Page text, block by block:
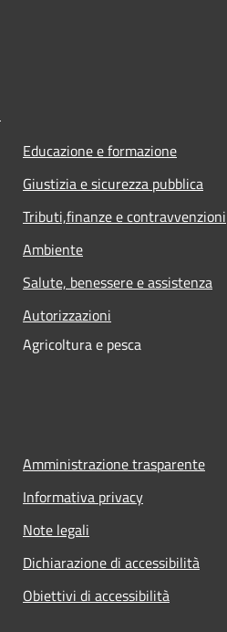
Educazione e formazione
Giustizia e sicurezza pubblica
Tributi,finanze e contravvenzioni
Ambiente
Salute, benessere e assistenza
Autorizzazioni
Agricoltura e pesca
Amministrazione trasparente
Informativa privacy
Note legali
Dichiarazione di accessibilità
Obiettivi di accessibilità